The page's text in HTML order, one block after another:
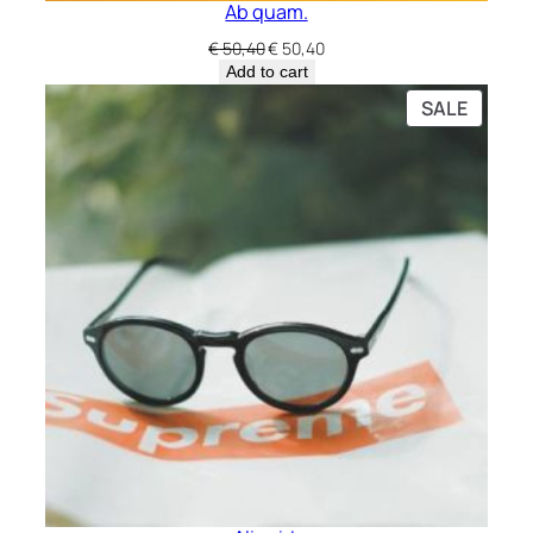
Ab quam.
€50,40Original
price
was:
€ 50,40Current
is:
Add to cart
SALE
ON